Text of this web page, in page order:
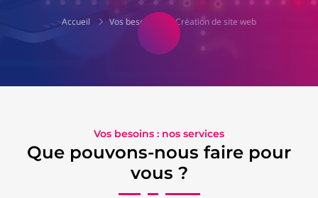
Accueil Vos besoins Création de site web
Vos besoins : nos services
Que pouvons-nous faire pour
vous ?